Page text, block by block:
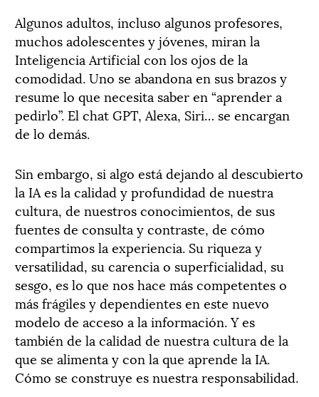
Algunos adultos, incluso algunos profesores,
muchos adolescentes y jóvenes, miran la
Inteligencia Artificial con los ojos de la
comodidad. Uno se abandona en sus brazos y
resume lo que necesita saber en “aprender a
pedirlo”. El chat GPT, Alexa, Siri… se encargan
de lo demás.
Sin embargo, si algo está dejando al descubierto
la IA es la calidad y profundidad de nuestra
cultura, de nuestros conocimientos, de sus
fuentes de consulta y contraste, de cómo
compartimos la experiencia. Su riqueza y
versatilidad, su carencia o superficialidad, su
sesgo, es lo que nos hace más competentes o
más frágiles y dependientes en este nuevo
modelo de acceso a la información. Y es
también de la calidad de nuestra cultura de la
que se alimenta y con la que aprende la IA.
Cómo se construye es nuestra responsabilidad.